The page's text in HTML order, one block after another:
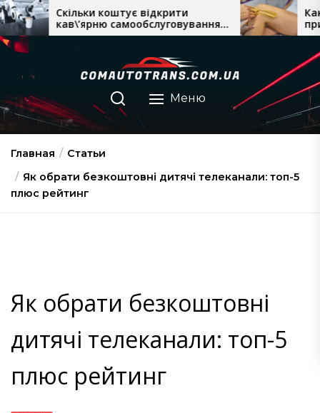
Перейти
к
содержимому
відкрити
самообслуговування:
дохід і термін
Какое масло лучше
при сухой коже:
рекомендации
Меню
Главная
Статьи
Як обрати безкоштовні дитячі телеканали: топ-5
плюс рейтинг
Як обрати безкоштовні
дитячі телеканали: топ-5
плюс рейтинг